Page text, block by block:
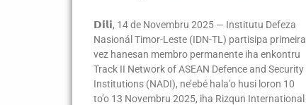
𝗗𝗶́𝗹𝗶, 14 de Novembru 2025 — Institutu Defeza
Nasionál Timor-Leste (IDN-TL) partisipa primeira
vez hanesan membro permanente iha enkontru
Track II Network of ASEAN Defence and Security
Institutions (NADI), ne’ebé hala’o husi loron 10
to’o 13 Novembru 2025, iha Rizqun International